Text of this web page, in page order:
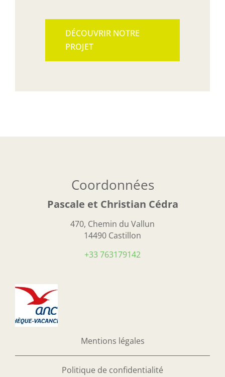
DÉCOUVRIR NOTRE
PROJET
Coordonnées
Pascale et Christian Cédra
470, Chemin du Vallun
14490 Castillon
+33 763179142
Mentions légales
Politique de confidentialité